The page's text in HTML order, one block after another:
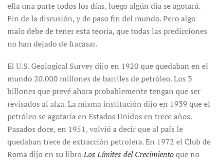
ella una parte todos los días, luego algún día se agotará.
Fin de la discusión, y de paso fin del mundo. Pero algo
malo debe de tener esta teoría, que todas las predicciones
no han dejado de fracasar.
El U.S. Geological Survey dijo en 1920 que quedaban en el
mundo 20.000 millones de barriles de petróleo. Los 3
billones que prevé ahora probablemente tengan que ser
revisados al alza. La misma institución dijo en 1939 que el
petróleo se agotaría en Estados Unidos en trece años.
Pasados doce, en 1951, volvió a decir que al país le
quedaban trece de extracción petrolera. En 1972 el Club de
Roma dijo en su libroLos Límites del Crecimientoque no